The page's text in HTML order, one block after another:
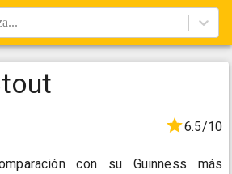
6.5/10
con su Guinness más